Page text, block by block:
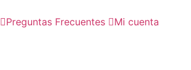
Preguntas Frecuentes Mi cuenta